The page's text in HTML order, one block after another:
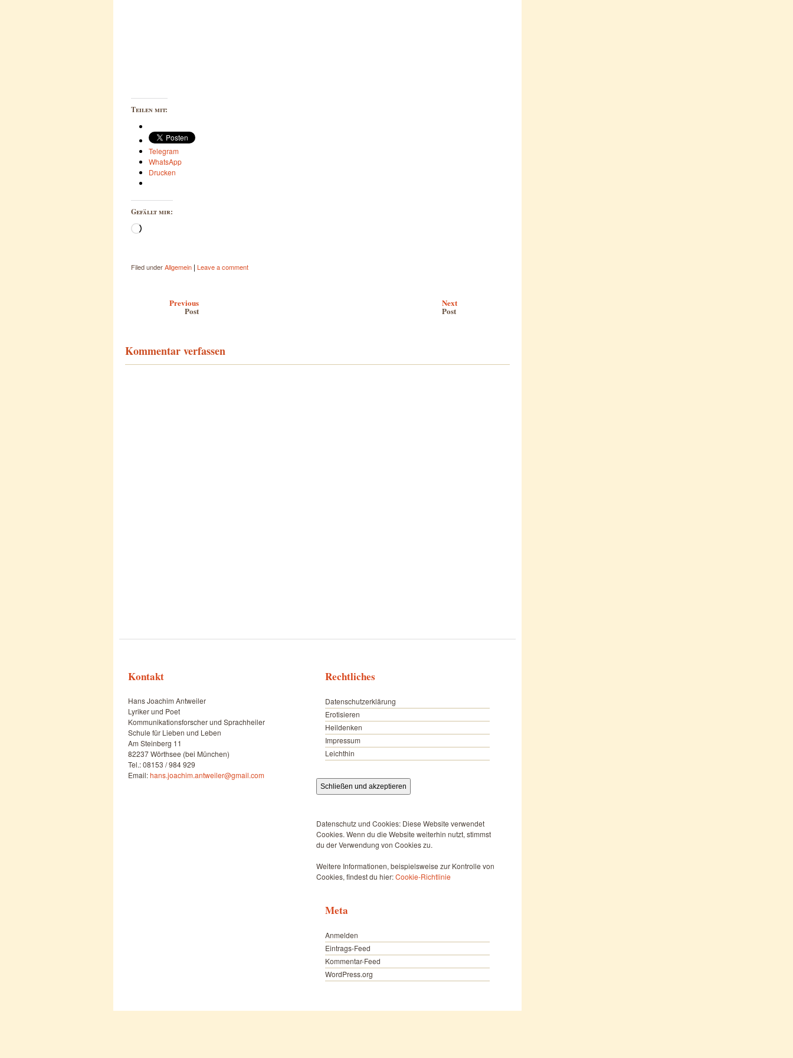
Teilen mit:
Telegram
WhatsApp
Drucken
Gefällt mir:
Wird
Filed underAllgemein | Leave a comment
Previous
Post
Next
Post
Kommentar verfassen
Kontakt
Hans Joachim Antweiler
Lyriker und Poet
Kommunikationsforscher und Sprachheiler
Schule für Lieben und Leben
Am Steinberg 11
82237 Wörthsee (bei München)
Tel.: 08153 / 984 929
Email:hans.joachim.antweiler@gmail.com
Rechtliches
Datenschutzerklärung
Erotisieren
Heildenken
Impressum
Leichthin
Datenschutz und Cookies: Diese Website verwendet
Cookies. Wenn du die Website weiterhin nutzt, stimmst
du der Verwendung von Cookies zu.
Weitere Informationen, beispielsweise zur Kontrolle von
Cookies, findest du hier:Cookie-Richtlinie
Meta
Anmelden
Eintrags-Feed
Kommentar-Feed
WordPress.org